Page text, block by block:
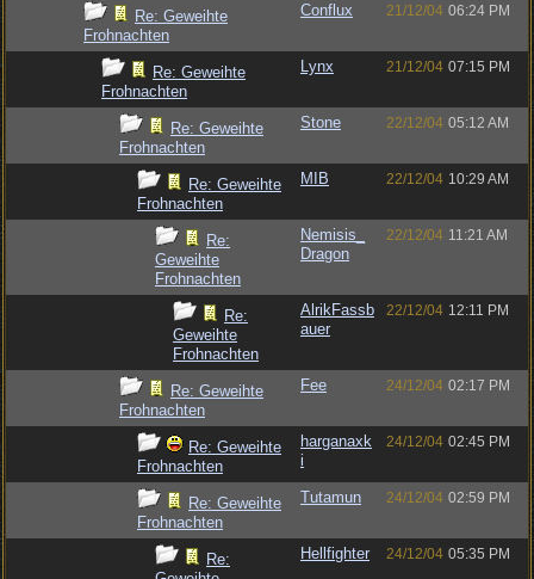
Re: Geweihte
Frohnachten
Conflux 21/12/04 06:24 PM
Re: Geweihte
Frohnachten
Lynx 21/12/04 07:15 PM
Re: Geweihte
Frohnachten
Stone 22/12/04 05:12 AM
Re: Geweihte
Frohnachten
MIB 22/12/04 10:29 AM
Re:
Geweihte
Frohnachten
Nemisis_
Dragon
22/12/04 11:21 AM
Re:
Geweihte
Frohnachten
AlrikFassb
auer
22/12/04 12:11 PM
Re: Geweihte
Frohnachten
Fee 24/12/04 02:17 PM
Re: Geweihte
Frohnachten
harganaxk
i
24/12/04 02:45 PM
Re: Geweihte
Frohnachten
Tutamun 24/12/04 02:59 PM
Re:
Hellfighter 24/12/04 05:35 PM